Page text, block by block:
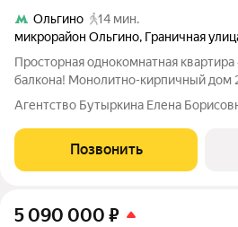
Ольгино
14 мин.
микрорайон Ольгино, Граничная
Просторная однокомнатная квартира
балкона! Монолитно-кирпичный дом
Удачная планировка: просторная
балкон, большой холл. Окна на запад
Москву). Новым собственникам
Агентство Бутыркина Елена
Позвонить
5 090 000 ₽